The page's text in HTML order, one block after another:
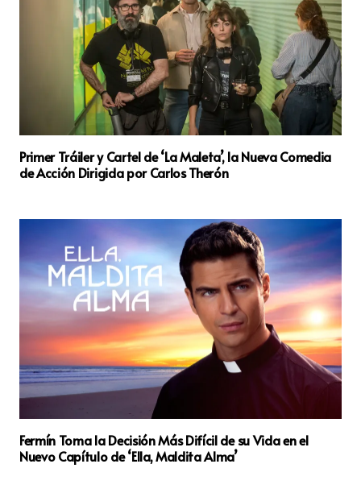
Primer Tráiler y Cartel de ‘La Maleta’, la Nueva Comedia
de Acción Dirigida por Carlos Therón
Fermín Toma la Decisión Más Difícil de su Vida en el
Nuevo Capítulo de ‘Ella, Maldita Alma’